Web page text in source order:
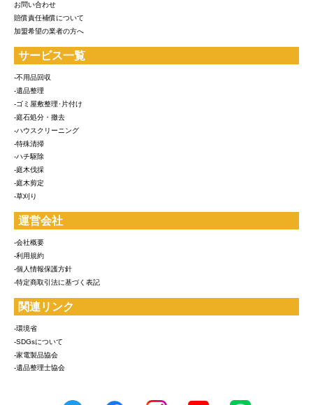
お問い合わせ
賠償責任補償について
加盟希望の業者の方へ
サービス一覧
-不用品回収
-遺品整理
-ゴミ屋敷整理･片付け
-庭石処分・撤去
-ハウスクリーニング
-特殊清掃
-ハチ駆除
-庭木伐採
-庭木剪定
-草刈り
運営会社
-会社概要
-利用規約
-個人情報保護方針
-特定商取引法に基づく表記
関連リンク
-環境省
-SDGsについて
-家電製品協会
-遺品整理士協会